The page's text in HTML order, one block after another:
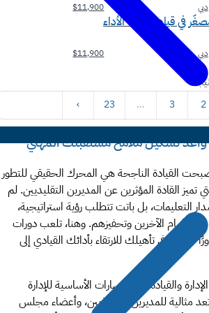
دبي $11,900
في قيادة جودة الأداء
دبي $11,900
2
3
…
23
›
وأعد تشكيل ملامح مستقبلك المهني
القيادة الناجحة هي المحرك الحقيقي للتطور
القادة المؤثرين عن المديرين التقليديين. لم
التعليمات، بل باتت تتطلب رؤية استراتيجية،
على إلهام الآخرين وتحفيزهم. وهنا، تلعب دورات
محوريًا في تأهيلك للارتقاء بأدائك القيادي إلى
والقيادة لبناء المهارات الأساسية للإدارة
مثالية للمديرين التنفيذيين، وأعضاء مجلس